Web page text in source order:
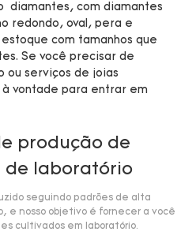
diamantes, com diamantes
redondo, oval, pera e
com tamanhos que
Se você precisar de
ou serviços de joias
vontade para entrar em
produção de
de laboratório
seguindo padrões de alta
e nosso objetivo é fornecer a você
cultivados em laboratório.